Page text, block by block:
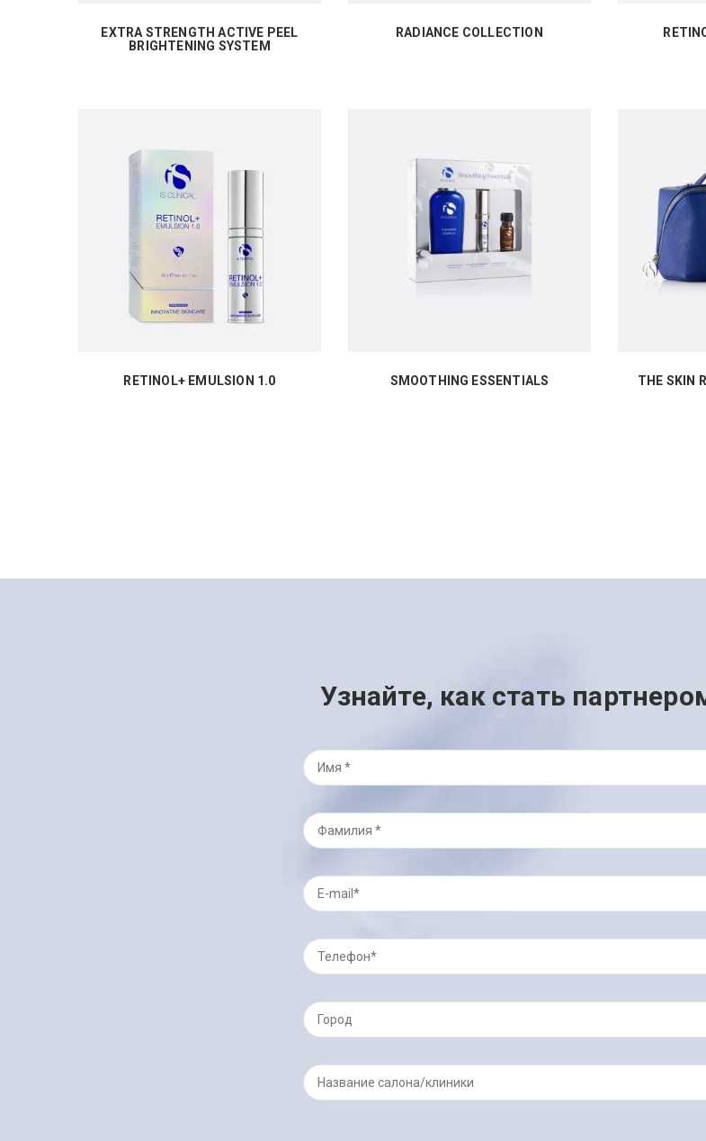
EXTRA STRENGTH ACTIVE PEEL
BRIGHTENING SYSTEM
RADIANCE COLLECTION
RETINOL+ EMULSION 1.0 SMOOTHING ESSENTIALS THE SKIN
Узнайте, как стать